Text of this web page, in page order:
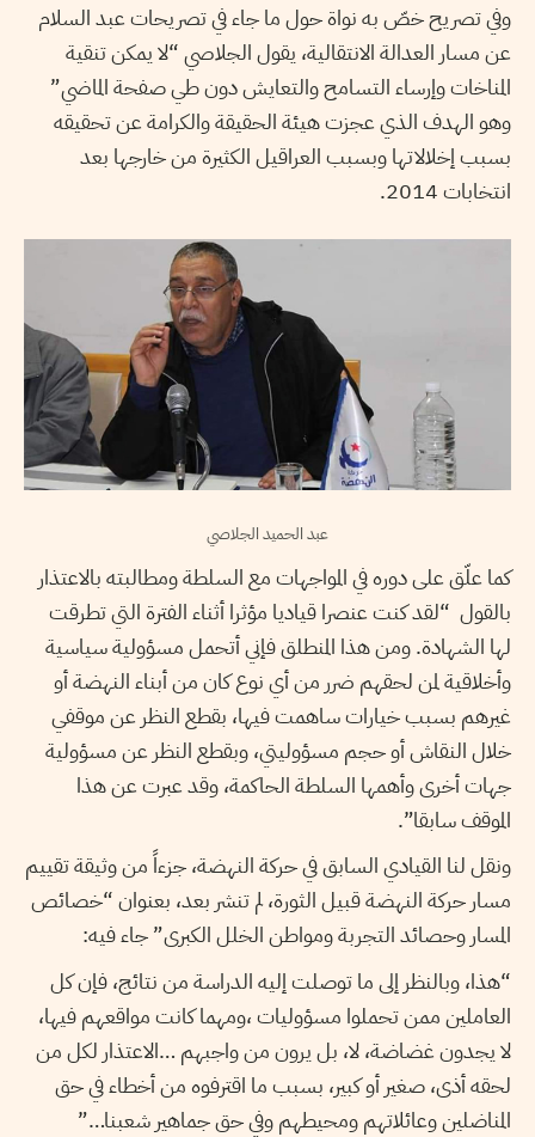
وفي تصريح خصّ به نواة حول ما جاء في تصريحات عبد السلام
عن مسار العدالة الانتقالية، يقول الجلاصي “لا يمكن تنقية
المناخات وإرساء التسامح والتعايش دون طي صفحة الماضي”
وهو الهدف الذي عجزت هيئة الحقيقة والكرامة عن تحقيقه
بسبب إخلالاتها وبسبب العراقيل الكثيرة من خارجها بعد
انتخابات 2014.
عبد الحميد الجلاصي
كما علّق على دوره في المواجهات مع السلطة ومطالبته بالاعتذار
بالقول “لقد كنت عنصرا قياديا مؤثرا أثناء الفترة التي تطرقت
لها الشهادة. ومن هذا المنطلق فإني أتحمل مسؤولية سياسية
وأخلاقية لمن لحقهم ضرر من أي نوع كان من أبناء النهضة أو
غيرهم بسبب خيارات ساهمت فيها، بقطع النظر عن موقفي
خلال النقاش أو حجم مسؤوليتي، وبقطع النظر عن مسؤولية
جهات أخرى وأهمها السلطة الحاكمة، وقد عبرت عن هذا
الموقف سابقا”.
ونقل لنا القيادي السابق في حركة النهضة، جزءاً من وثيقة تقييم
مسار حركة النهضة قبيل الثورة، لم تنشر بعد، بعنوان “خصائص
المسار وحصائد التجربة ومواطن الخلل الكبرى” جاء فيه:
“هذا، وبالنظر إلى ما توصلت إليه الدراسة من نتائج، فإن كل
العاملين ممن تحملوا مسؤوليات ،ومهما كانت مواقعهم فيها،
لا يجدون غضاضة، لا، بل يرون من واجبهم …الاعتذار لكل من
لحقه أذى، صغير أو كبير، بسبب ما اقترفوه من أخطاء في حق
المناضلين وعائلاتهم ومحيطهم وفي حق جماهير شعبنا…”